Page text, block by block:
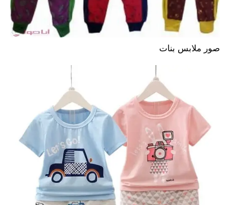
صور ملابس بنات